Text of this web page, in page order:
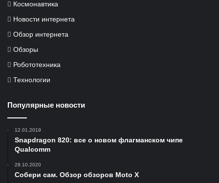
Космонавтика
Новости интернета
Обзор интернета
Обзоры
Робототехника
Технологии
Популярные новости
12.01.2019
Snapdragon 820: все о новом флагманском чипе
Qualcomm
28.10.2020
Собери сам. Обзор обзоров Moto X